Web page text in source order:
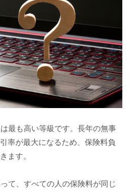
最も高い等級です。長年の無事
率が最大になるため、保険料負
ます。
て、すべての人の保険料が同じ